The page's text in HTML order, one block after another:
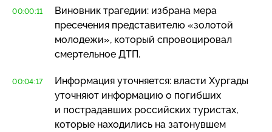
00:00:11
Виновник трагедии: избрана мера
пресечения представителю «золотой
молодежи», который спровоцировал
смертельное ДТП.
00:04:17
Информация уточняется: власти Хургады
уточняют информацию о погибших
и пострадавших российских туристах,
которые находились на затонувшем